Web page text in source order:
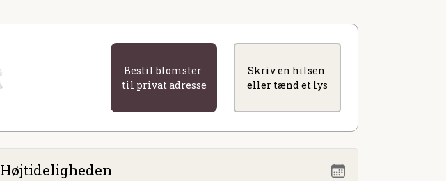
Bestil blomster
til privat adresse
Skriv en hilsen
eller tænd et lys
Højtideligheden